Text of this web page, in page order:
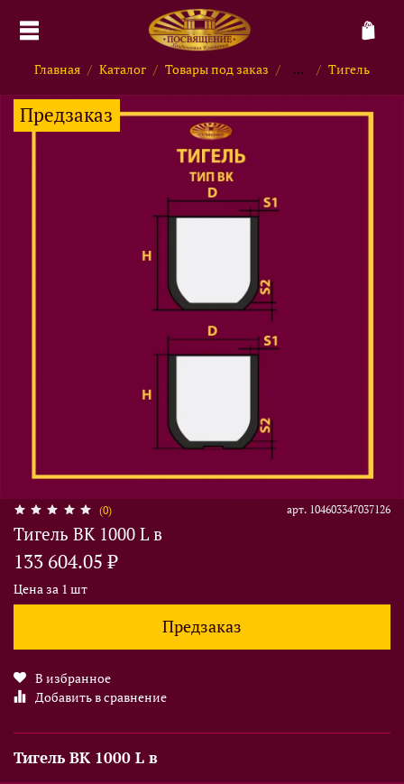
Главная Каталог Товары под заказ ... Тигель
Предзаказ
(0) арт. 104603347037126
Тигель BK 1000 L в
133 604.05 ₽
Цена за 1 шт
Предзаказ
В избранное
Добавить в сравнение
Тигель BK 1000 L в